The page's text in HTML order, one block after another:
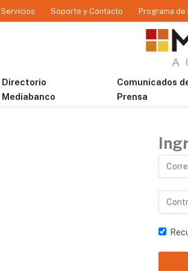
Servicios Soporte y Contacto Programa de
Directorio
Mediabanco
Comunicados
Prensa